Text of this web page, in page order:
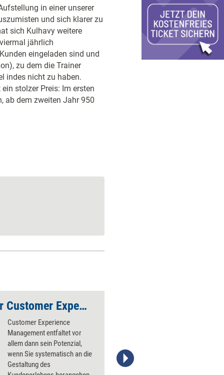
in einer unserer
und sich klarer zu
sich Kulhavy weitere
jährlich
eingeladen sind und
zu dem die Trainer
indes nicht zu haben.
stolzer Preis: Im ersten
ab dem zweiten Jahr 950
Wichtige Schritte zur Customer Experience
Customer Experience
Management entfaltet vor
allem dann sein Potenzial,
wenn Sie systematisch an die
Gestaltung des
Stefanie Diers, © www.trainerkoffer.de